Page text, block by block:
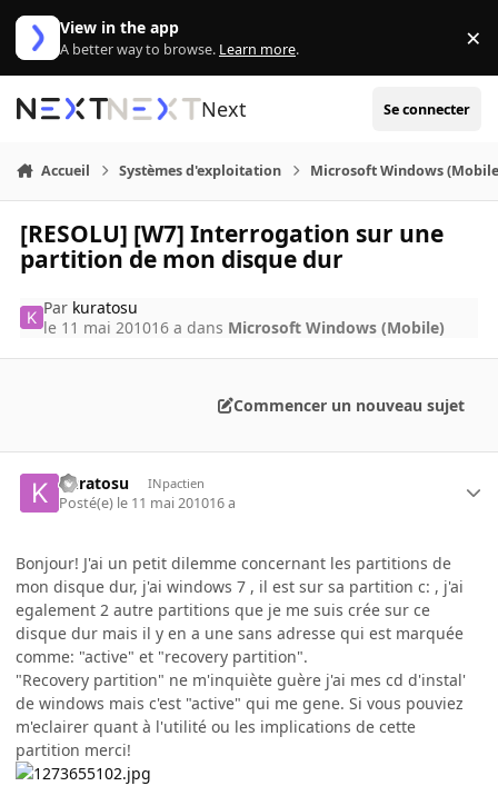
Aller au contenu
View in the app
A better way to browse. Learn more. ×
Next Se connecter
Accueil Systèmes d'exploitation Microsoft Windows
[RESOLU] [W7] Interrogation sur une
partition de mon disque dur
Par kuratosu
le 11 mai 201016 a dans Microsoft Windows (Mobile)
Commencer un nouveau sujet
kuratosu INpactien
Posté(e) le 11 mai 201016 a
Bonjour! J'ai un petit dilemme concernant les partitions de
mon disque dur, j'ai windows 7 , il est sur sa partition c: , j'ai
egalement 2 autre partitions que je me suis crée sur ce
disque dur mais il y en a une sans adresse qui est marquée
comme: "active" et "recovery partition".
"Recovery partition" ne m'inquiète guère j'ai mes cd d'instal'
de windows mais c'est "active" qui me gene. Si vous pouviez
m'eclairer quant à l'utilité ou les implications de cette
partition merci!